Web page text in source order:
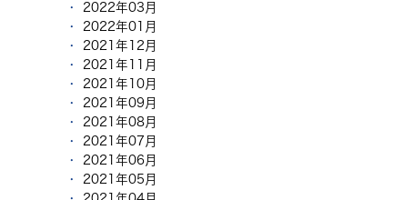
2022年03月
2022年01月
2021年12月
2021年11月
2021年10月
2021年09月
2021年08月
2021年07月
2021年06月
2021年05月